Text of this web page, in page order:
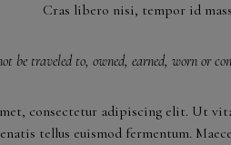
Cras libero nisi, tempor id
be traveled to, owned, earned, worn or
consectetur adipiscing elit. Ut
tellus euismod fermentum.